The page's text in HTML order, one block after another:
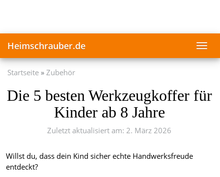
Heimschrauber.de
Startseite Zubehör
Die 5 besten Werkzeugkoffer für
Kinder ab 8 Jahre
Zuletzt aktualisiert am: 2. März 2026
Willst du, dass dein Kind sicher echte Handwerksfreude
entdeckt?